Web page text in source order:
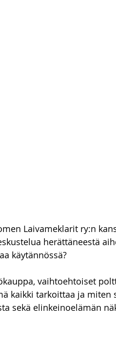
Laivameklarit ry:n
herättäneestä
käytännössä?
vaihtoehtoiset
kaikki tarkoittaa ja miten
sekä elinkeinoelämän